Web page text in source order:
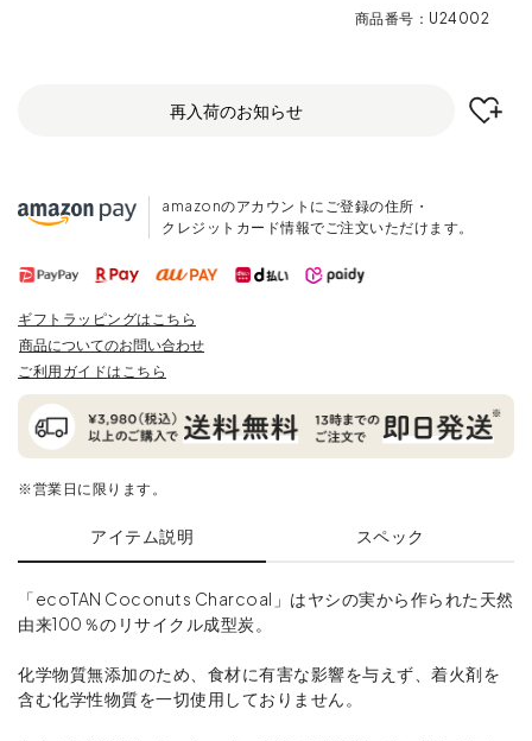
商品番号 U24002
再入荷のお知らせ
amazonのアカウントにご登録の住所・
クレジットカード情報でご注文いただけます。
ギフトラッピングはこちら
商品についてのお問い合わせ
ご利用ガイドはこちら
※営業日に限ります。
アイテム説明 スペック
「ecoTAN Coconuts Charcoal」はヤシの実から作られた天然
由来100％のリサイクル成型炭。
化学物質無添加のため、食材に有害な影響を与えず、着火剤を
含む化学性物質を一切使用しておりません。